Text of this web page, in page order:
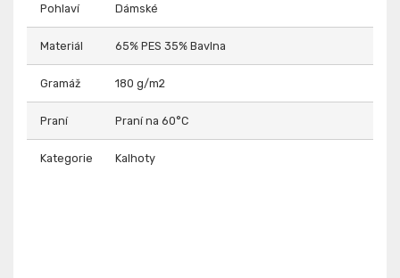
Pohlaví Dámské
Materiál 65% PES 35% Bavlna
Gramáž 180 g/m2
Praní Praní na 60°C
Kategorie Kalhoty